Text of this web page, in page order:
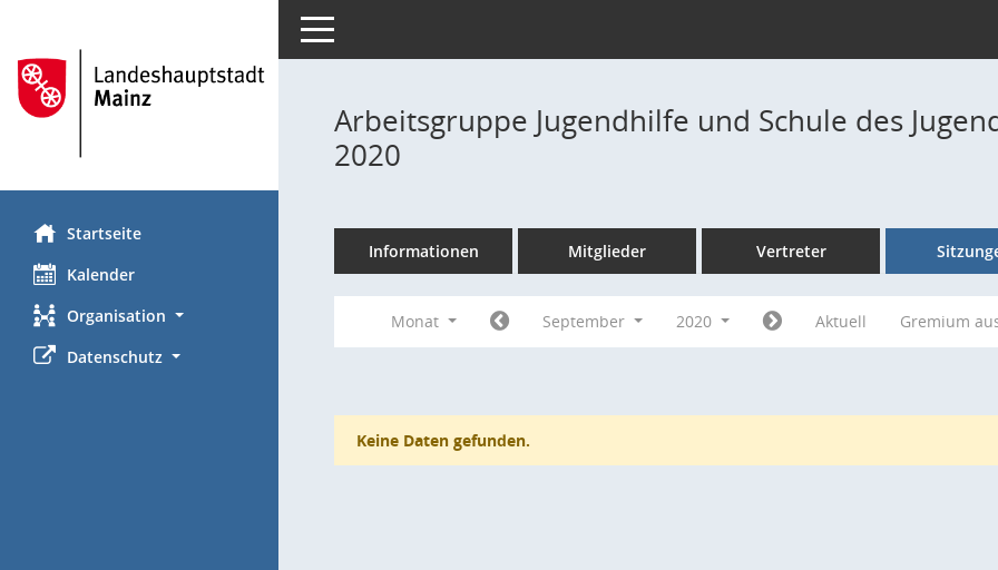
Startseite
Kalender
Organisation
Datenschutz
Toggle navigation
Arbeitsgruppe Jugendhilfe und Schule des
2020
Informationen Mitglieder Vertreter
Monat September 2020 Aktuell Gremium
Keine Daten gefunden.